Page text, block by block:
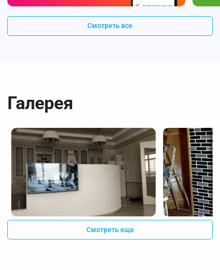
Смотреть все
Галерея
Смотреть еще